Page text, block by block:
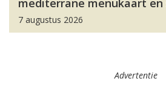
mediterrane menukaart
7 augustus 2026
Advertentie